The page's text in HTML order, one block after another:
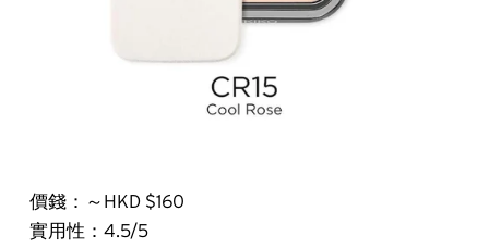
價錢：～HKD $160
實用性：4.5/5